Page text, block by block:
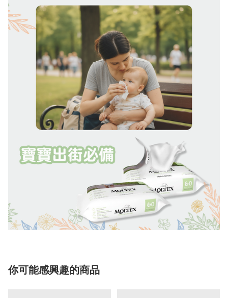
你可能感興趣的商品